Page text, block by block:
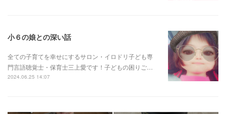
小６の娘との深い話
全ての子育てを幸せにするサロン・イロドリ子ども専
門言語聴覚士・保育士三上愛です！子どもの困りご…
2024.06.25 14:07